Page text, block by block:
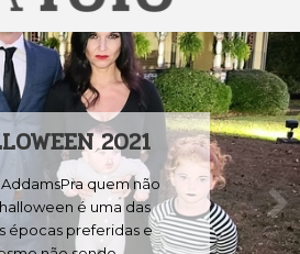
LUA DE
(SUPERLUA)
Hoje (26/05/2021)
primeiro eclipse lunar de
também foi uma